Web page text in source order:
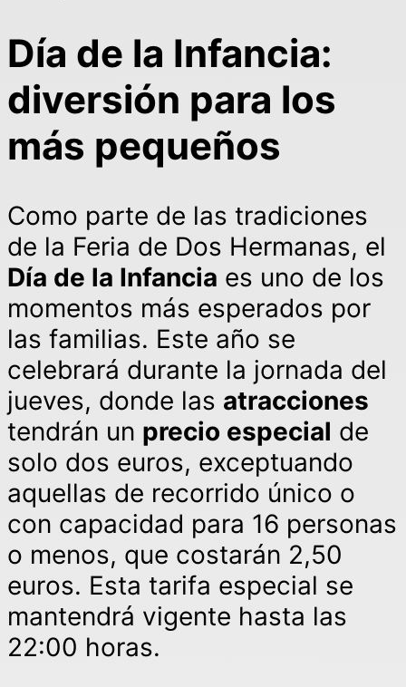
Día de la Infancia:
diversión para los
más pequeños
Como parte de las tradiciones
de la Feria de Dos Hermanas, el
Día de la Infancia es uno de los
momentos más esperados por
las familias. Este año se
celebrará durante la jornada del
jueves, donde las atracciones
tendrán un precio especial de
solo dos euros, exceptuando
aquellas de recorrido único o
con capacidad para 16 personas
o menos, que costarán 2,50
euros. Esta tarifa especial se
mantendrá vigente hasta las
22:00 horas.